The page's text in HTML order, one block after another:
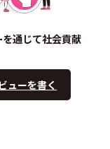
を通じて社会貢献
ューを書く